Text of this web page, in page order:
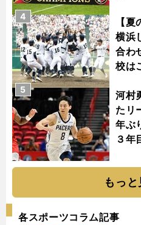
【
横浜
合わ
校は
4
河村
たリ
年ぶ
３年
5
もっと
各スポーツコラム記事